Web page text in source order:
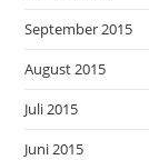
September 2015
August 2015
Juli 2015
Juni 2015